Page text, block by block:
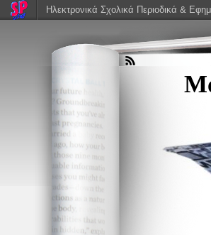
Ηλεκτρονικά Σχολικά Περιοδικά &